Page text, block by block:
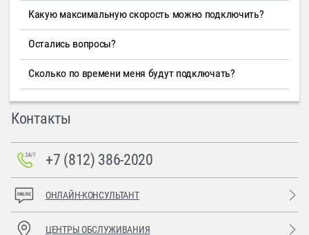
Какую максимальную скорость можно подключить?
Остались вопросы?
Сколько по времени меня будут подключать?
Контакты
+7 (812) 386-2020
ОНЛАЙН-КОНСУЛЬТАНТ
ЦЕНТРЫ ОБСЛУЖИВАНИЯ